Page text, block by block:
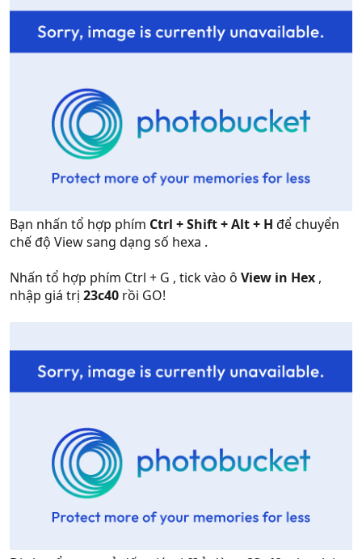
Bạn nhấn tổ hợp phím Ctrl + Shift + Alt + H để chuyển
chế độ View sang dạng số hexa .
Nhấn tổ hợp phím Ctrl + G , tick vào ô View in Hex ,
nhập giá trị 23c40 rồi GO!